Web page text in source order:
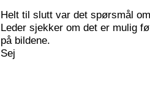
Helt til slutt var det spørsmål
Leder sjekker om det er mulig
på bildene.
Sej